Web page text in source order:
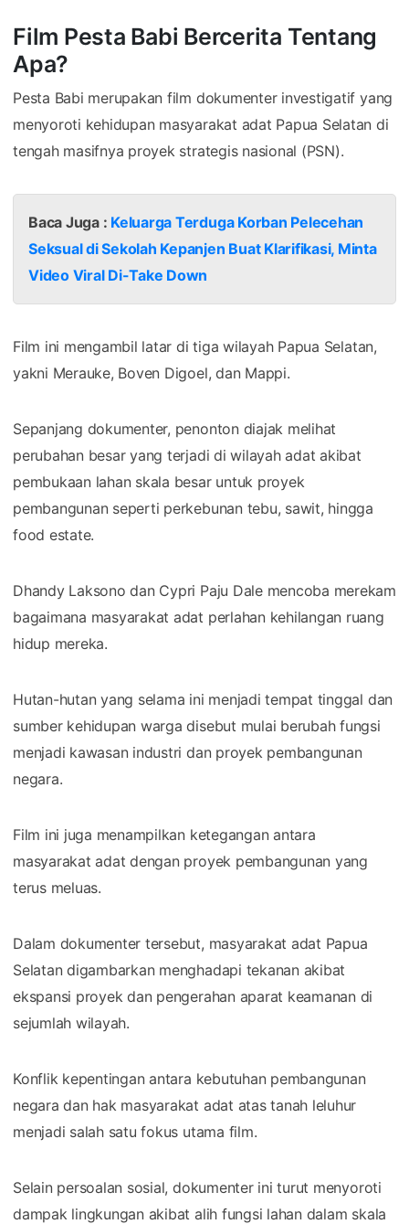
Film Pesta Babi Bercerita Tentang
Apa?
Pesta Babi merupakan film dokumenter investigatif yang
menyoroti kehidupan masyarakat adat Papua Selatan di
tengah masifnya proyek strategis nasional (PSN).
Baca Juga : Keluarga Terduga Korban Pelecehan
Seksual di Sekolah Kepanjen Buat Klarifikasi, Minta
Video Viral Di-Take Down
Film ini mengambil latar di tiga wilayah Papua Selatan,
yakni Merauke, Boven Digoel, dan Mappi.
Sepanjang dokumenter, penonton diajak melihat
perubahan besar yang terjadi di wilayah adat akibat
pembukaan lahan skala besar untuk proyek
pembangunan seperti perkebunan tebu, sawit, hingga
food estate.
Dhandy Laksono dan Cypri Paju Dale mencoba merekam
bagaimana masyarakat adat perlahan kehilangan ruang
hidup mereka.
Hutan-hutan yang selama ini menjadi tempat tinggal dan
sumber kehidupan warga disebut mulai berubah fungsi
menjadi kawasan industri dan proyek pembangunan
negara.
Film ini juga menampilkan ketegangan antara
masyarakat adat dengan proyek pembangunan yang
terus meluas.
Dalam dokumenter tersebut, masyarakat adat Papua
Selatan digambarkan menghadapi tekanan akibat
ekspansi proyek dan pengerahan aparat keamanan di
sejumlah wilayah.
Konflik kepentingan antara kebutuhan pembangunan
negara dan hak masyarakat adat atas tanah leluhur
menjadi salah satu fokus utama film.
Selain persoalan sosial, dokumenter ini turut menyoroti
dampak lingkungan akibat alih fungsi lahan dalam skala